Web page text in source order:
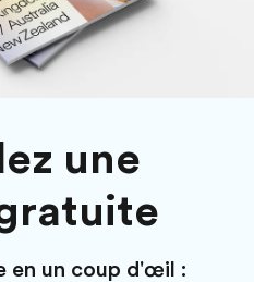
une
en un coup d'œil :